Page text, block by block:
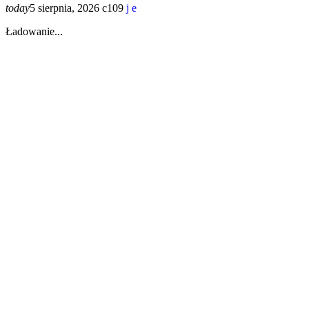
today5 sierpnia, 2026
109
Ładowanie...